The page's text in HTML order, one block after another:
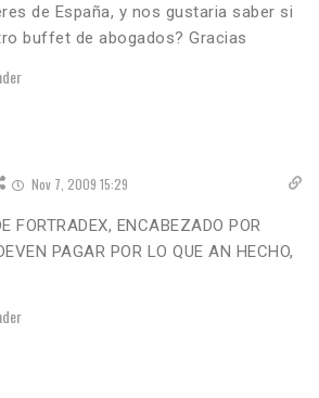
de España, y nos gustaria saber si
buffet de abogados? Gracias
Nov 7, 2009 15:29
FORTRADEX, ENCABEZADO POR
PAGAR POR LO QUE AN HECHO,